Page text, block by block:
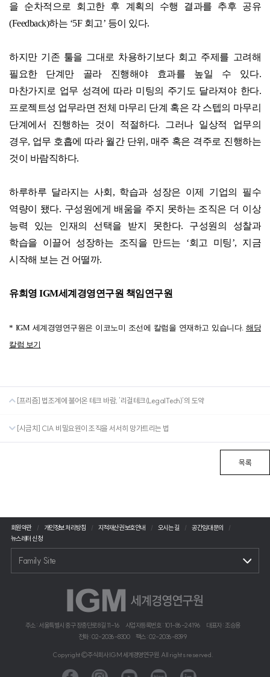
을 순차적으로 회고한 후 계획의 수행 결과를 추후 공유
(Feedback)하는 ‘5F 회고’ 등이 있다.
하지만 기존 툴을 그대로 차용하기보다 회고 주제를 고려해
필요한 단계만 골라 진행해야 효과를 높일 수 있다.
마찬가지로 업무 성격에 따라 미팅의 주기도 달라져야 한다.
프로젝트성 업무라면 전체 마무리 단계 혹은 각 스텝의 마무리
단계에서 진행하는 것이 적절하다.
그러나 일상적 업무의
경우, 업무 호흡에 따라 월간 단위 , 매주 혹은 격주로 진행하는
것이 바람직하다.
하루하루 달라지는 사회 , 학습과 성장은 이제 기업의 필수
역량이 됐다. 구성원에게 배움을 주지 못하는 조직은 더 이상
능력 있는 인재의 선택을 받지 못한다. 구성원의 성찰과
학습을 이끌어 성장하는 조직을 만드는 ‘회고 미팅’, 지금
시작해 보는 건 어떨까.
유희영 IGM세계경영연구원 책임연구원
* IGM 세계경영연구원은 이코노미 조선에 칼럼을 연재하고 있습니다. 해당
칼럼 보기
[프리즘] 법조계에 불어온 테크 바람, '리걸테크(LegalTech)'의 도약
[시금치] CIA 비밀요원이 조직을 서서히 망가트리는 법
목록
회원약관 개인정보 처리방침 지적재산권 보호안내 오시는 길
공간임대 문의
뉴스레터 신청
Family Site
주소 : 서울특별시 중구 장충단로 8길 11-16 사업자등록번호 : 101-86-24196
대표자 : 조승용
전화 : 02-2036-8300
팩스 : 02-2036-8399
Copyright©주식회사 IGM 세계경영연구원. All rights reserved.